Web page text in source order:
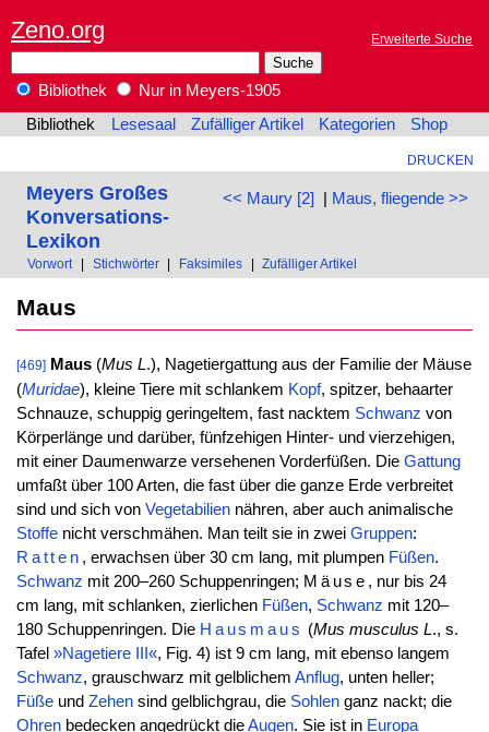
Zeno.org Erweiterte Suche
Bibliothek
Nur in Meyers-1905
Bibliothek
Lesesaal Zufälliger Artikel Kategorien Shop
DRUCKEN
<< Maury [2] | Maus, fliegende >>
Meyers Großes
Konversations-
Lexikon
Vorwort Stichwörter Faksimiles Zufälliger Artikel
Maus
[469] Maus(Mus L.), Nagetiergattung aus der Familie der Mäuse
(Muridae), kleine Tiere mit schlankem Kopf, spitzer, behaarter
Schnauze, schuppig geringeltem, fast nacktem Schwanz von
Körperlänge und darüber, fünfzehigen Hinter- und vierzehigen,
mit einer Daumenwarze versehenen Vorderfüßen. Die Gattung
umfaßt über 100 Arten, die fast über die ganze Erde verbreitet
sind und sich von Vegetabiliennähren, aber auch animalische
Stoffenicht verschmähen. Man teilt sie in zwei Gruppen:
Ratten , erwachsen über 30 cm lang, mit plumpen Füßen.
Schwanz mit 200–260 Schuppenringen; Mäuse , nur bis 24
cm lang, mit schlanken, zierlichen Füßen, Schwanz mit 120–
180 Schuppenringen. Die Hausmaus (Mus musculus L., s.
Tafel »Nagetiere III«, Fig. 4) ist 9 cm lang, mit ebenso langem
Schwanz, grauschwarz mit gelblichem Anflug, unten heller;
Füßeund Zehensind gelblichgrau, die Sohlenganz nackt; die
Ohrenbedecken angedrückt dieAugen. Sie ist in Europa